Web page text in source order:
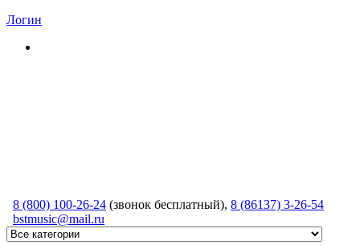
Логин
8 (800) 100-26-24 (звонок бесплатный), 8 (86137) 3-26-54
bstmusic@mail.ru